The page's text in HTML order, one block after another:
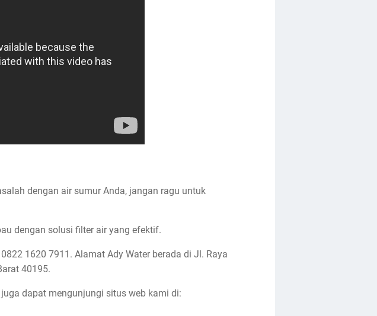
dengan air sumur Anda, jangan ragu untuk
dengan solusi filter air yang efektif.
1620 7911. Alamat Ady Water berada di Jl. Raya
40195.
dapat mengunjungi situs web kami di: